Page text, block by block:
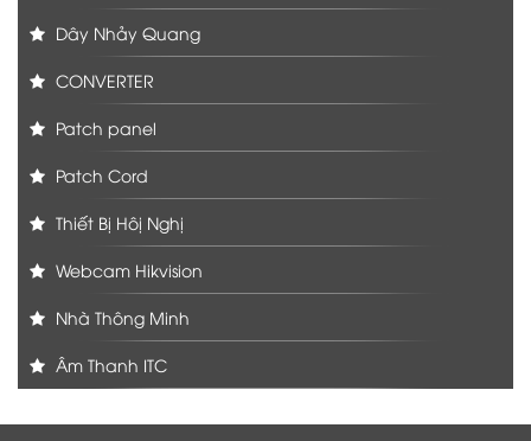
Dây Nhảy Quang
CONVERTER
Patch panel
Patch Cord
Thiết Bị Hôị Nghị
Webcam Hikvision
Nhà Thông Minh
Âm Thanh ITC